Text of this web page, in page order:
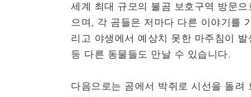
세계 최대 규모의 불곰 보호구역 방문
으며, 각 곰들은 저마다 다른 이야기를
리고 야생에서 예상치 못한 마주침이
등 다른 동물들도 만날 수 있습니다.
다음으로는 곰에서 박쥐로 시선을 돌